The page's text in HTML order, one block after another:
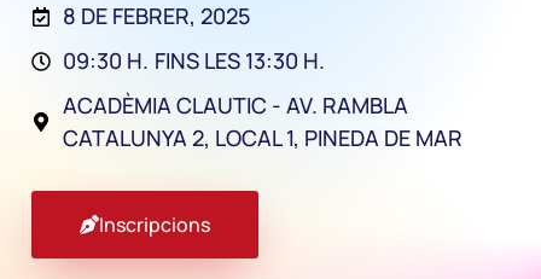
8 DE FEBRER, 2025
09:30 H. FINS LES 13:30 H.
ACADÈMIA CLAUTIC - AV. RAMBLA
CATALUNYA 2, LOCAL 1, PINEDA DE MAR
Inscripcions